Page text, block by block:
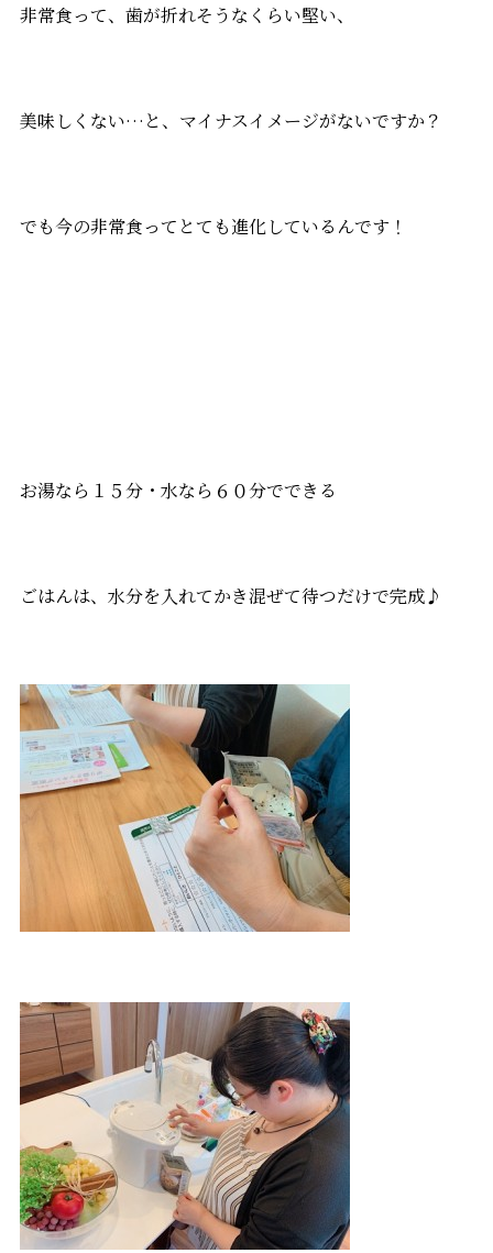
非常食って、歯が折れそうなくらい堅い、
美味しくない…と、マイナスイメージがないですか？
でも今の非常食ってとても進化しているんです！
お湯なら１５分・水なら６０分でできる
ごはんは、水分を入れてかき混ぜて待つだけで完成♪